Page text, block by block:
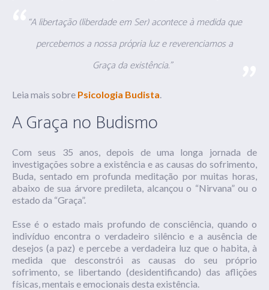
“A libertação (liberdade em Ser) acontece à medida que
percebemos a nossa própria luz e reverenciamos a
Graça da existência.”
Leia mais sobre Psicologia Budista.
A Graça no Budismo
Com seus 35 anos, depois de uma longa jornada de
investigações sobre a existência e as causas do sofrimento,
Buda, sentado em profunda meditação por muitas horas,
abaixo de sua árvore predileta, alcançou o “Nirvana” ou o
estado da “Graça”.
Esse é o estado mais profundo de consciência, quando o
indivíduo encontra o verdadeiro silêncio e a ausência de
desejos (a paz) e percebe a verdadeira luz que o habita, à
medida que desconstrói as causas do seu próprio
sofrimento, se libertando (desidentificando) das aflições
físicas, mentais e emocionais desta existência.